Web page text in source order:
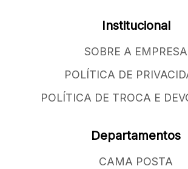
Institucional
SOBRE A EMPRESA
POLÍTICA DE
POLÍTICA DE TROCA E
Departamentos
CAMA POSTA